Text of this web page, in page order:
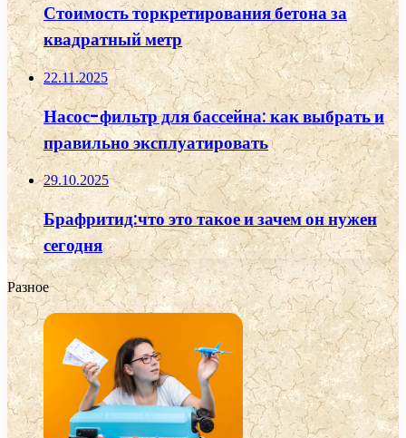
Стоимость торкретирования бетона за
квадратный метр
22.11.2025
Насос-фильтр для бассейна: как выбрать и
правильно эксплуатировать
29.10.2025
Брафритид:что это такое и зачем он нужен
сегодня
Разное